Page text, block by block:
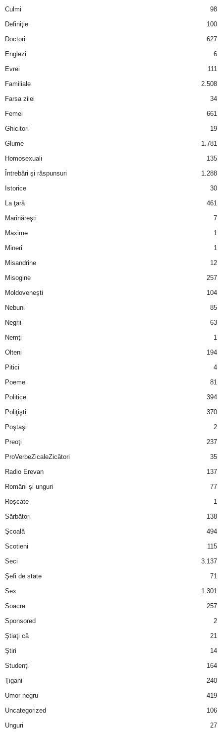
Culmi
98
Definiţie
100
Doctori
627
Englezi
6
Evrei
111
Familiale
2.508
Farsa zilei
34
Femei
661
Ghicitori
19
Glume
1.781
Homosexuali
135
Întrebări şi răspunsuri
1.288
Istorice
30
La ţară
461
Marinăreşti
7
Maxime
1
Mineri
1
Misandrine
12
Misogine
257
Moldoveneşti
104
Nebuni
85
Negrii
63
Nemţi
1
Olteni
194
Pitici
4
Poeme
81
Politice
394
Poliţişti
370
Poştaşi
2
Preoţi
237
ProVerbeZicaleZicători
35
Radio Erevan
137
Români şi unguri
77
Roșcate
1
Sărbători
138
Şcoală
494
Scotieni
115
Seci
3.137
Şefi de state
71
Sex
1.301
Soacre
257
Sponsored
2
Ştiaţi că
21
Ştiri
14
Studenţi
164
Ţigani
240
Umor negru
419
Uncategorized
106
Unguri
27